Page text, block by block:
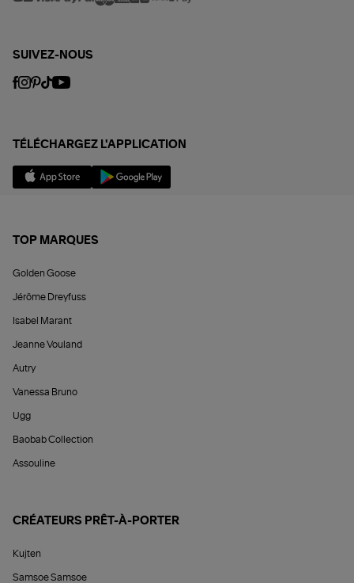
SUIVEZ-NOUS
TÉLÉCHARGEZ L'APPLICATION
TOP MARQUES
Golden Goose
Jérôme Dreyfuss
Isabel Marant
Jeanne Vouland
Autry
Vanessa Bruno
Ugg
Baobab Collection
Assouline
CRÉATEURS PRÊT-À-PORTER
Kujten
Samsoe Samsoe